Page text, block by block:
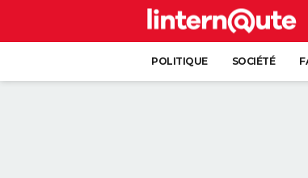
POLITIQUE SOCIÉTÉ